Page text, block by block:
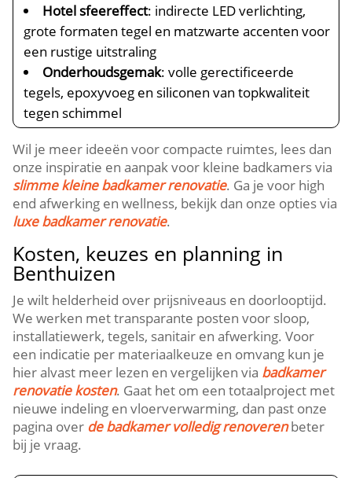
Hotel sfeereffect: indirecte LED verlichting,
grote formaten tegel en matzwarte accenten voor
een rustige uitstraling
Onderhoudsgemak: volle gerectificeerde
tegels, epoxyvoeg en siliconen van topkwaliteit
tegen schimmel
Wil je meer ideeën voor compacte ruimtes, lees dan
onze inspiratie en aanpak voor kleine badkamers via
slimme kleine badkamer renovatie.​ Ga je voor high
end afwerking en wellness, bekijk dan onze opties via
luxe badkamer renovatie.​
Kosten, keuzes en planning in
Benthuizen
Je wilt helderheid over prijsniveaus en doorlooptijd.​
We werken met transparante posten voor sloop,
installatiewerk, tegels, sanitair en afwerking.​ Voor
een indicatie per materiaalkeuze en omvang kun je
hier alvast meer lezen en vergelijken via badkamer
renovatie kosten.​ Gaat het om een totaalproject met
nieuwe indeling en vloerverwarming, dan past onze
pagina over de badkamer volledig renoverenbeter
bij je vraag.​